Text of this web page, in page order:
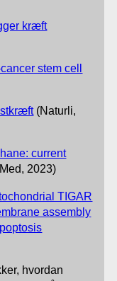
kræft
stem cell
(Naturli,
current
2023)
TIGAR
assembly
hvordan